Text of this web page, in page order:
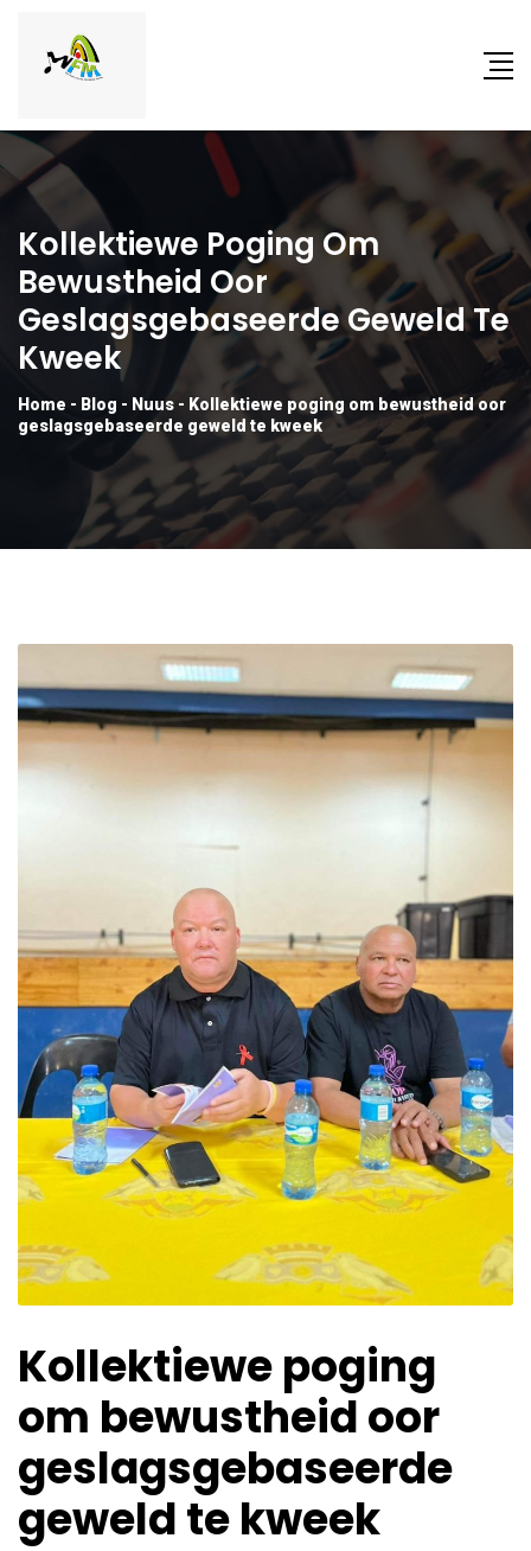
Kollektiewe Poging Om
Bewustheid Oor
Geslagsgebaseerde Geweld Te
Kweek
Home - Blog - Nuus - Kollektiewe poging om bewustheid oor
geslagsgebaseerde geweld te kweek
Kollektiewe poging
om bewustheid oor
geslagsgebaseerde
geweld te kweek